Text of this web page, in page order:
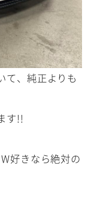
さい。
中無休！
さい。
て、純正よりも
す!!
好きなら絶対の